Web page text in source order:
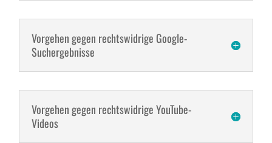
Vorgehen gegen rechtswidrige Google-
Suchergebnisse
Vorgehen gegen rechtswidrige YouTube-
Videos